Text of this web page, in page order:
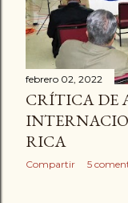
febrero 02, 2022
CRÍTICA DE
RICA
Compartir 5